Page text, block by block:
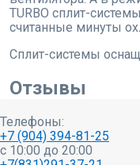
TURBO сплит-
считанные минуты
Сплит-системы
Отзывы
Телефоны:
+7 (904) 394-81-25
c 10:00 до 20:00